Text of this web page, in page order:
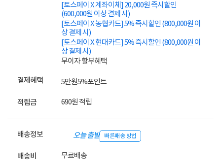
[토스페이 X 계좌이체] 20,000원 즉시할인
(600,000원 이상 결제 시)
[토스페이 X 농협카드] 5% 즉시할인 (800,000원 이
상 결제 시)
[토스페이 X 현대카드] 5% 즉시할인 (800,000원 이
상 결제 시)
무이자 할부혜택
결제혜택 5만원5%포인트
적립금 690원 적립
배송정보 오늘 출발 빠른배송 방법
배송비 무료배송